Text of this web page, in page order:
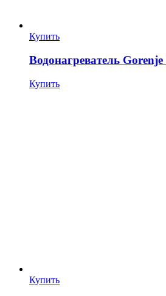
Купить
Водонагреватель
Купить
Купить